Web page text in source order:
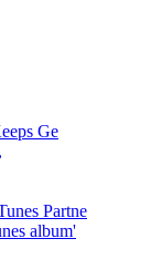
Ge
Partne
album'